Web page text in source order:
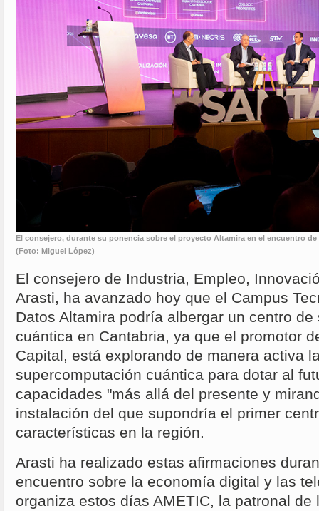
El consejero, durante su ponencia sobre el proyecto Altamira en el encuentro de
(Foto: Miguel López)
El consejero de Industria, Empleo,
Arasti, ha avanzado hoy que el Campus
Datos Altamira podría albergar un centro
cuántica en Cantabria, ya que el promotor
Capital, está explorando de manera activa
supercomputación cuántica para dotar al
capacidades "más allá del presente y
instalación del que supondría el primer
características en la región.
Arasti ha realizado estas afirmaciones
encuentro sobre la economía digital y las
organiza estos días AMETIC, la patronal